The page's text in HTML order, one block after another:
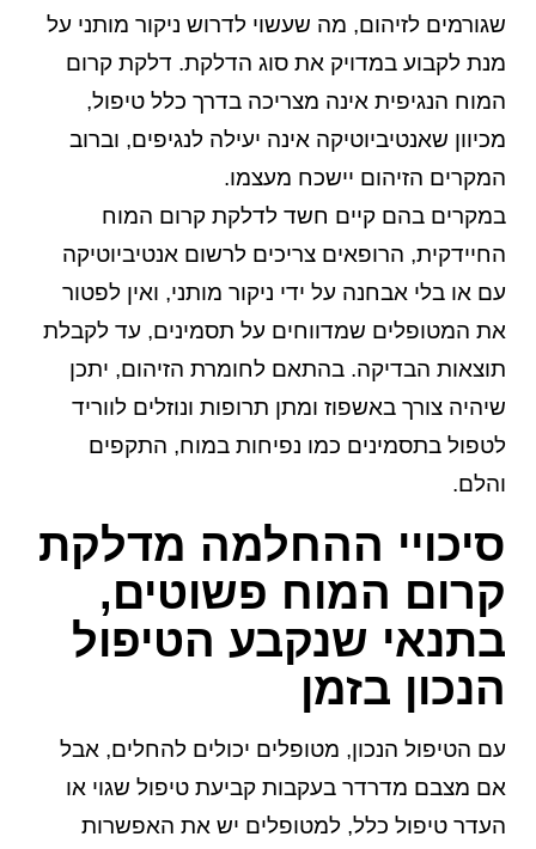
שגורמים לזיהום, מה שעשוי לדרוש ניקור מותני על
מנת לקבוע במדויק את סוג הדלקת. דלקת קרום
המוח הנגיפית אינה מצריכה בדרך כלל טיפול,
מכיוון שאנטיביוטיקה אינה יעילה לנגיפים, וברוב
המקרים הזיהום יישכח מעצמו.
במקרים בהם קיים חשד לדלקת קרום המוח
החיידקית, הרופאים צריכים לרשום אנטיביוטיקה
עם או בלי אבחנה על ידי ניקור מותני, ואין לפטור
את המטופלים שמדווחים על תסמינים, עד לקבלת
תוצאות הבדיקה. בהתאם לחומרת הזיהום, יתכן
שיהיה צורך באשפוז ומתן תרופות ונוזלים לווריד
לטפול בתסמינים כמו נפיחות במוח, התקפים
והלם.
סיכויי ההחלמה מדלקת
קרום המוח פשוטים,
בתנאי שנקבע הטיפול
הנכון בזמן
עם הטיפול הנכון, מטופלים יכולים להחלים, אבל
אם מצבם מדרדר בעקבות קביעת טיפול שגוי או
העדר טיפול כלל, למטופלים יש את האפשרות